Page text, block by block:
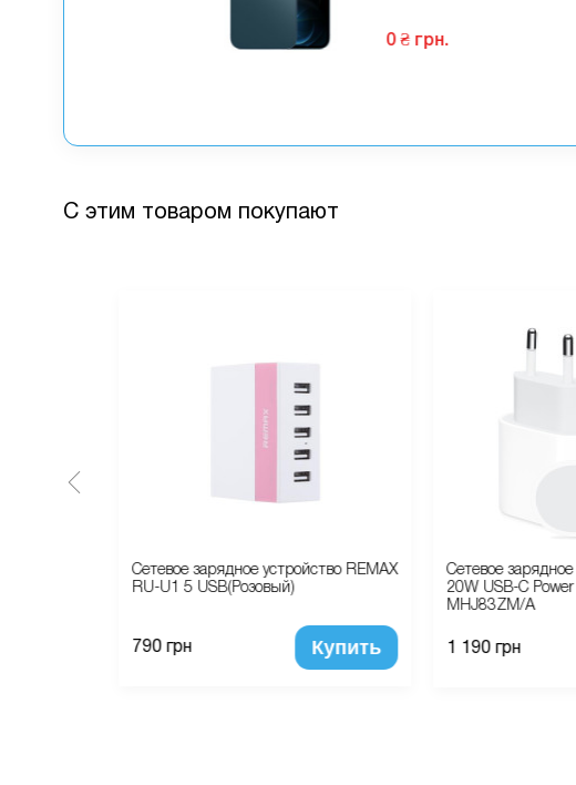
0 ₴ грн.
С этим товаром покупают
Сетевое зарядное устройство REMAX
RU-U1 5 USB(Розовый)
790 грн Купить
Сетевое
20W USB-C
MHJ83ZM/A
1 190 грн